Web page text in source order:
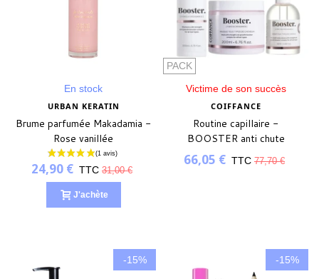
En stock
URBAN KERATIN
Brume parfumée Makadamia -
Rose vanillée
24,90 € TTC 31,00 €
J'achète
PACK
Victime de son succès
COIFFANCE
Routine capillaire -
BOOSTER anti chute
66,05 € TTC 77,70 €
-15% -15%